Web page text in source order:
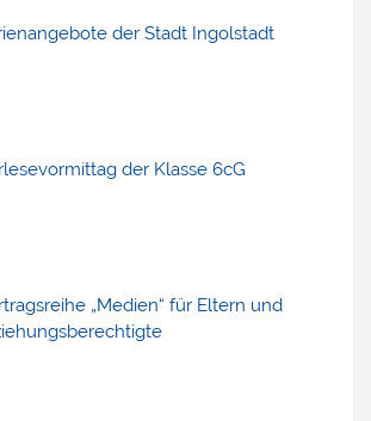
der Stadt Ingolstadt
der Klasse 6cG
„Medien“ für Eltern und